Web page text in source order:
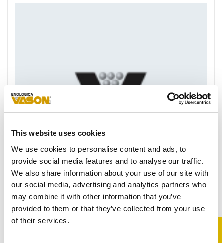
This website uses cookies
We use cookies to personalise content and ads, to
provide social media features and to analyse our traffic.
We also share information about your use of our site with
our social media, advertising and analytics partners who
may combine it with other information that you’ve
provided to them or that they’ve collected from your use
of their services.
FLAVOUR SAVE
classico dei prodotti per la vinificazione in riduzione,